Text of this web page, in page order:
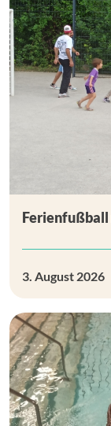
Ferienfußball
3. August 2026